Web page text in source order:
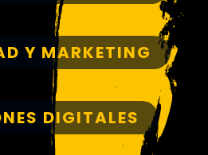
Y MARKETING
DIGITALES